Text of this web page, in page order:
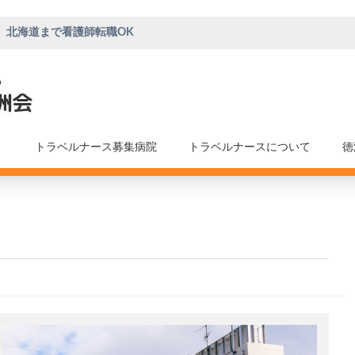
北海道まで看護師転職OK
トラベルナース募集病院 トラベルナースについて